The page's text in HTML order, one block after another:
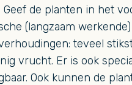
Geef de planten in het
(langzaam
teveel
vrucht. Er is ook
Ook kunnen de